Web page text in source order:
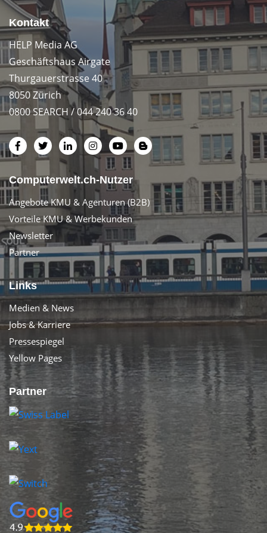
Kontakt
HELP Media AG
Geschäftshaus Airgate
Thurgauerstrasse 40
8050 Zürich
0800 SEARCH / 044 240 36 40
Computerwelt.ch-Nutzer
Angebote KMU & Agenturen (B2B)
Vorteile KMU & Werbekunden
Newsletter
Partner
Links
Medien & News
Jobs & Karriere
Pressespiegel
Yellow Pages
Partner